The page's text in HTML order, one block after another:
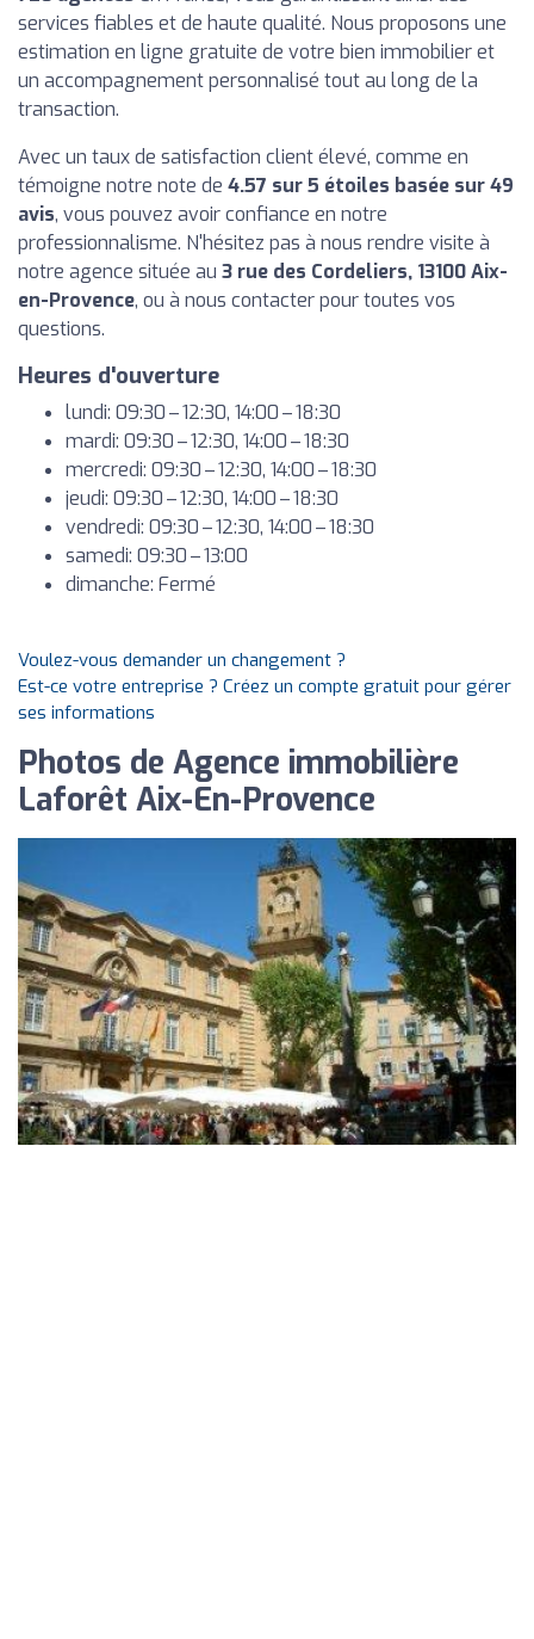
services fiables et de haute qualité. Nous proposons une
estimation en ligne gratuite de votre bien immobilier et
un accompagnement personnalisé tout au long de la
transaction.
Avec un taux de satisfaction client élevé, comme en
témoigne notre note de 4.57 sur 5 étoiles basée sur 49
avis, vous pouvez avoir confiance en notre
professionnalisme. N'hésitez pas à nous rendre visite à
notre agence située au 3 rue des Cordeliers, 13100 Aix-
en-Provence, ou à nous contacter pour toutes vos
questions.
Heures d'ouverture
lundi: 09:30 – 12:30, 14:00 – 18:30
mardi: 09:30 – 12:30, 14:00 – 18:30
mercredi: 09:30 – 12:30, 14:00 – 18:30
jeudi: 09:30 – 12:30, 14:00 – 18:30
vendredi: 09:30 – 12:30, 14:00 – 18:30
samedi: 09:30 – 13:00
dimanche: Fermé
Voulez-vous demander un changement ?
Est-ce votre entreprise ? Créez un compte gratuit pour gérer
ses informations
Photos de Agence immobilière
Laforêt Aix-En-Provence